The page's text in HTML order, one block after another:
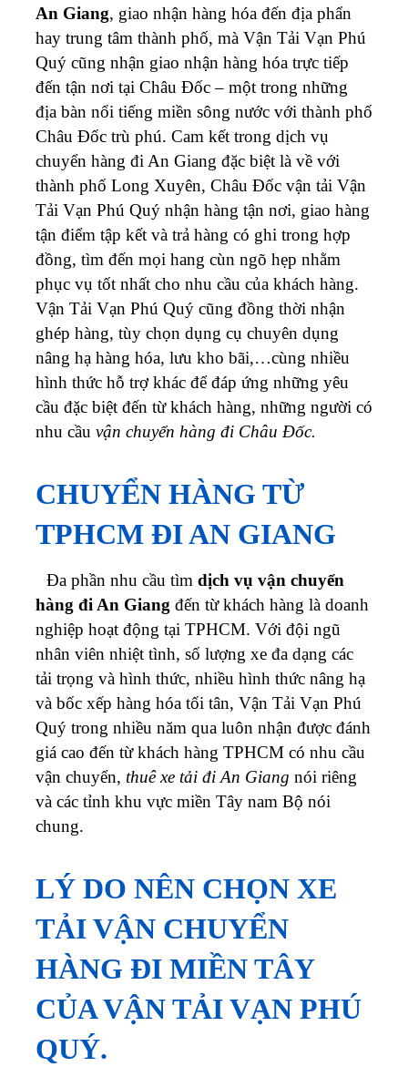
An Giang, giao nhận hàng hóa đến địa phẩn
hay trung tâm thành phố, mà Vận Tải Vạn Phú
Quý cũng nhận giao nhận hàng hóa trực tiếp
đến tận nơi tại Châu Đốc – một trong những
địa bàn nổi tiếng miền sông nước với thành phố
Châu Đốc trù phú. Cam kết trong dịch vụ
chuyển hàng đi An Giang đặc biệt là về với
thành phố Long Xuyên, Châu Đốc vận tải Vận
Tải Vạn Phú Quý nhận hàng tận nơi, giao hàng
tận điểm tập kết và trả hàng có ghi trong hợp
đồng, tìm đến mọi hang cùn ngõ hẹp nhằm
phục vụ tốt nhất cho nhu cầu của khách hàng.
Vận Tải Vạn Phú Quý cũng đồng thời nhận
ghép hàng, tùy chọn dụng cụ chuyên dụng
nâng hạ hàng hóa, lưu kho bãi,…cùng nhiều
hình thức hỗ trợ khác để đáp ứng những yêu
cầu đặc biệt đến từ khách hàng, những người có
nhu cầu vận chuyển hàng đi Châu Đốc.
CHUYỂN HÀNG TỪ
TPHCM ĐI AN GIANG
Đa phần nhu cầu tìm dịch vụ vận chuyển
hàng đi An Giang đến từ khách hàng là doanh
nghiệp hoạt động tại TPHCM. Với đội ngũ
nhân viên nhiệt tình, số lượng xe đa dạng các
tải trọng và hình thức, nhiều hình thức nâng hạ
và bốc xếp hàng hóa tối tân, Vận Tải Vạn Phú
Quý trong nhiều năm qua luôn nhận được đánh
giá cao đến từ khách hàng TPHCM có nhu cầu
vận chuyển, thuê xe tải đi An Giang nói riêng
và các tỉnh khu vực miền Tây nam Bộ nói
chung.
LÝ DO NÊN CHỌN XE
TẢI VẬN CHUYỂN
HÀNG ĐI MIỀN TÂY
CỦA VẬN TẢI VẠN PHÚ
QUÝ.